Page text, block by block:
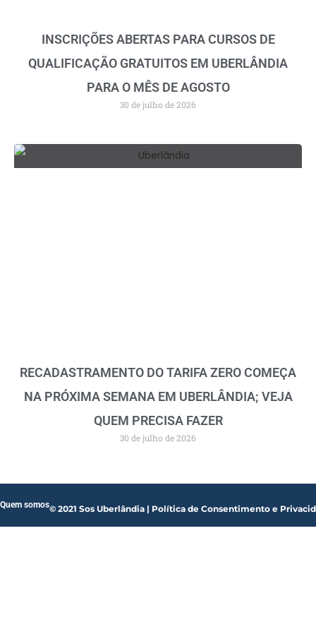
INSCRIÇÕES ABERTAS PARA CURSOS DE
QUALIFICAÇÃO GRATUITOS EM UBERLÂNDIA
PARA O MÊS DE AGOSTO
30 de julho de 2026
RECADASTRAMENTO DO TARIFA ZERO COMEÇA
NA PRÓXIMA SEMANA EM UBERLÂNDIA; VEJA
QUEM PRECISA FAZER
30 de julho de 2026
© 2021 Sos Uberlândia | Política de Consentimento e
Quem somos